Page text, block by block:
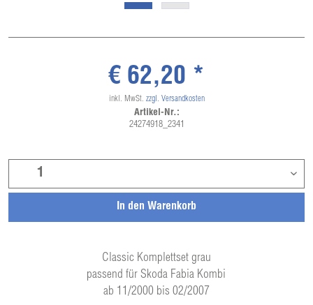
Classic Komplettset grau
passend für Skoda Fabia Kombi
ab 11/2000 bis 02/2007
In den Warenkorb
€ 62,20 *
inkl. MwSt. zzgl. Versandkosten
Artikel-Nr.:
24274918_2341